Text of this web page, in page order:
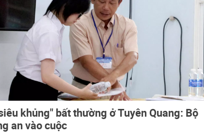
khủng" bất thường ở Tuyên Quang: Bộ
an vào cuộc